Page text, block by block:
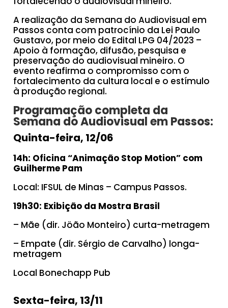
A realização da Semana do Audiovisual em
Passos conta com patrocínio da Lei Paulo
Gustavo, por meio do Edital LPG 04/2023 –
Apoio à formação, difusão, pesquisa e
preservação do audiovisual mineiro. O
evento reafirma o compromisso com o
fortalecimento da cultura local e o estímulo
à produção regional.
Programação completa da
Semana do Audiovisual em Passos:
Quinta-feira, 12/06
14h: Oficina “Animação Stop Motion” com
Guilherme Pam
Local: IFSUL de Minas – Campus Passos.
19h30: Exibição da Mostra Brasil
– Mãe (dir. Jöão Monteiro) curta-metragem
– Empate (dir. Sérgio de Carvalho) longa-
metragem
Local Bonechapp Pub
Sexta-feira, 13/11